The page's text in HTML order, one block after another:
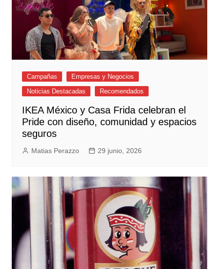
Campañas
Empresas y Negocios
Noticias Destacadas
Recomendados
IKEA México y Casa Frida celebran el
Pride con diseño, comunidad y espacios
seguros
Matias Perazzo 29 junio, 2026